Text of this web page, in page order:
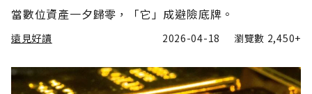
當數位資產一夕歸零，「它」成避險底牌。
遠見好讀 2026-04-18 瀏覽數 2,450+